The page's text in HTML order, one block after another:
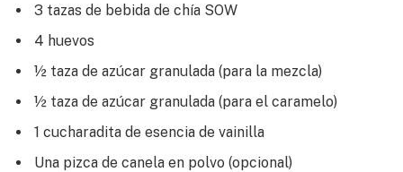
3 tazas de bebida de chía SOW
4 huevos
½ taza de azúcar granulada (para la mezcla)
½ taza de azúcar granulada (para el caramelo)
1 cucharadita de esencia de vainilla
Una pizca de canela en polvo (opcional)